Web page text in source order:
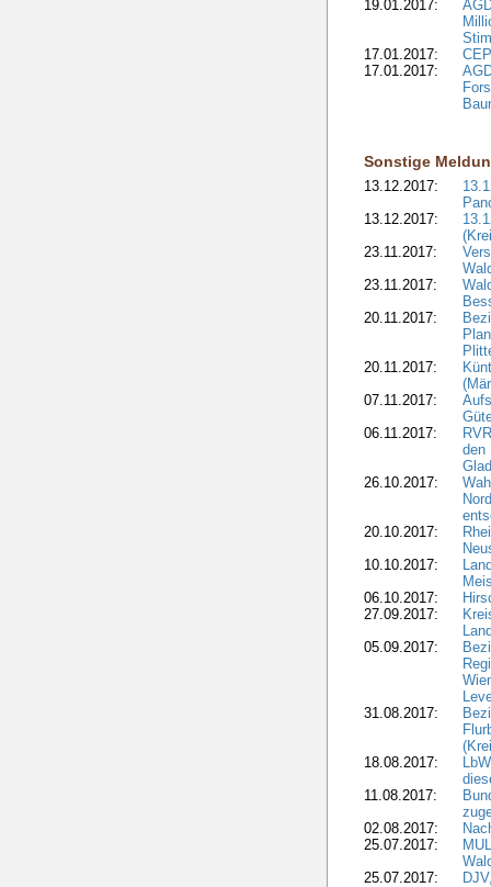
19.01.2017:
17.01.2017:
17.01.2017:
Sonstige
13.12.2017:
13.12.2017:
23.11.2017:
23.11.2017:
20.11.2017:
20.11.2017:
07.11.2017:
06.11.2017:
den
26.10.2017:
20.10.2017:
10.10.2017:
06.10.2017:
27.09.2017:
05.09.2017:
31.08.2017:
18.08.2017:
11.08.2017:
02.08.2017:
25.07.2017:
25.07.2017: